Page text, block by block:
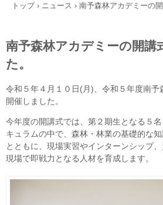
トップ › ニュース › 南予森林アカデミーの
南予森林アカデミーの開講
た。
令和５年４月１０日(月) 、令和５年度南
開催しました。
今年度の開講式では、第２期生となる５
キュラムの中で、森林・林業の基礎的な
とともに、現場実習やインターンシップ
現場で即戦力となる人材を育成します。